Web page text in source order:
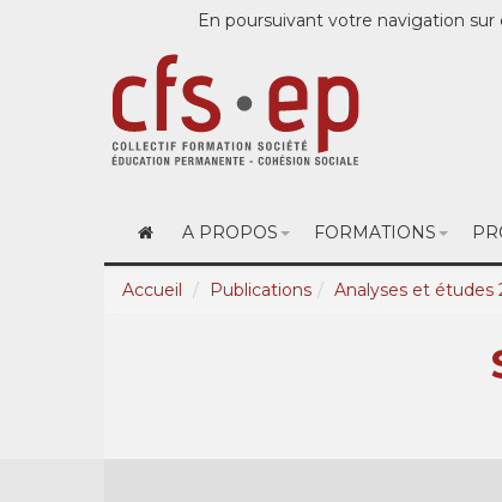
En poursuivant votre navigation
A PROPOS FORMATIONS
Accueil Publications Analyses et études